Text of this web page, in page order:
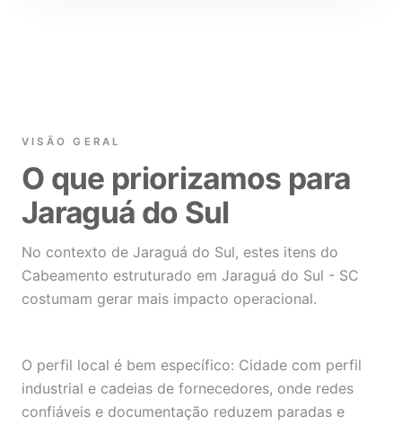
VISÃO GERAL
O que priorizamos para
Jaraguá do Sul
No contexto de Jaraguá do Sul, estes itens do
Cabeamento estruturado em Jaraguá do Sul - SC
costumam gerar mais impacto operacional.
O perfil local é bem específico: Cidade com perfil
industrial e cadeias de fornecedores, onde redes
confiáveis e documentação reduzem paradas e